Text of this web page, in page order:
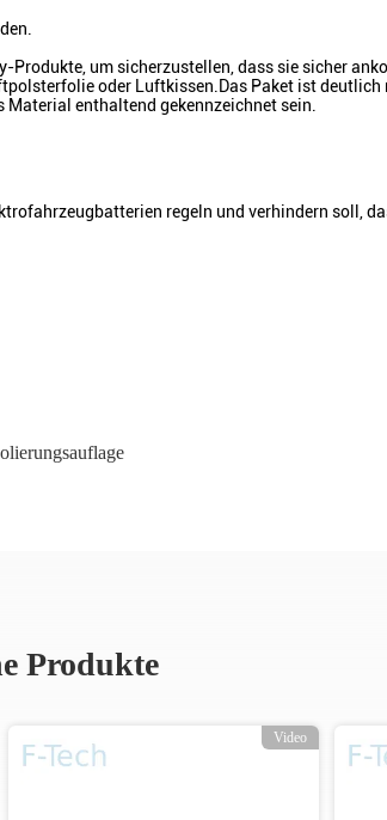
um sicherzustellen, dass sie sicher
oder Luftkissen.Das Paket ist
enthaltend gekennzeichnet sein.
regeln und verhindern soll,
Produkte
Video